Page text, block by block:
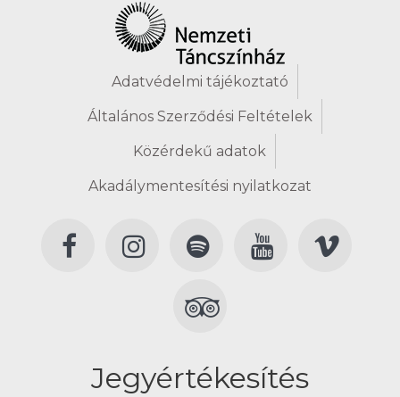
Adatvédelmi tájékoztató
Általános Szerződési Feltételek
Közérdekű adatok
Akadálymentesítési nyilatkozat
Jegyértékesítés